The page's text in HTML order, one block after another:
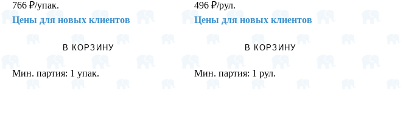
766₽/упак.
Цены для новых клиентов
В КОРЗИНУ
Мин. партия: 1 упак.
496₽/рул.
Цены для новых клиентов
В КОРЗИНУ
Мин. партия: 1 рул.